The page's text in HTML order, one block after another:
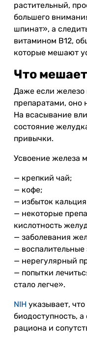
растительный,
большего
шпинат», а
витамином B12,
которые мешают
Что
Даже если железо
препаратами, оно
На всасывание
состояние
привычки.
Усвоение железа
— крепкий чай;
— кофе;
— избыток
— некоторые
кислотность
— заболевания
— воспалительные
— нерегулярный
— попытки
стало легче».
NIH указывает,
биодоступность,
рациона и